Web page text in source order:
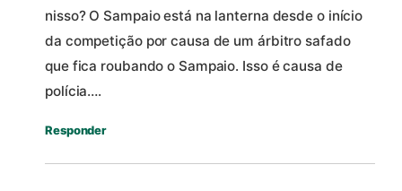
nisso? O Sampaio está na lanterna desde o início
da competição por causa de um árbitro safado
que fica roubando o Sampaio. Isso é causa de
polícia….
Responder